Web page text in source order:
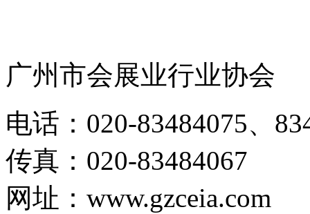
广州市会展业行业协会
电话：020-83484075、
传真：020-83484067
网址：www.gzceia.com